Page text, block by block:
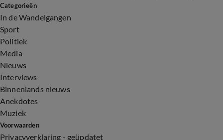
Categorieën
In de Wandelgangen
Sport
Politiek
Media
Nieuws
Interviews
Binnenlands nieuws
Anekdotes
Muziek
Voorwaarden
Privacyverklaring - geüpdatet